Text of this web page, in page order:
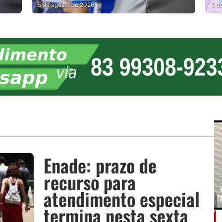
5 de agosto de 2026 5
Enade: prazo de
recurso para
atendimento especial
termina nesta sexta